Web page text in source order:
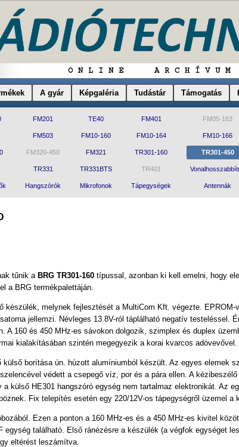
A gyár Képgaléria Tudástár Támogatás
FM201 TE40 FM401 FM05-163
FM503 FM10-160 FM10-164 FM10-166
FM320-450 FM321 TR301-160 TR301-450
TR331 TR331BTS TR401
Hangszórók Mikrofonok Tápegységek Antennák
tűnik a BRG TR301-160típussal, azonban ki kell emelni, hogy
a BRG termékpalettáján.
készülék, melynek fejlesztését a MultiCom Kft. végezte. EPROM-
jellemzi. Névleges 13.8V-ról táplálható negatív testeléssel.
A 160 és 450 MHz-es sávokon dolgozik, szimplex és duplex
kialakításában szintén megegyezik a korai kvarcos adóvevővel.
borítása ún. húzott alumíniumból készült. Az egyes elemek
védett a csepegő víz, por és a pára ellen. A
külső HE301 hangszóró egység nem tartalmaz elektronikát. Az
Fix telepítés esetén egy 220/12V-os tápegységről üzemel a
Ezen a ponton a 160 MHz-es és a 450 MHz-es kivitel
található. Első ránézésre a készülék (a végfok egységet
eltérést leszámítva.